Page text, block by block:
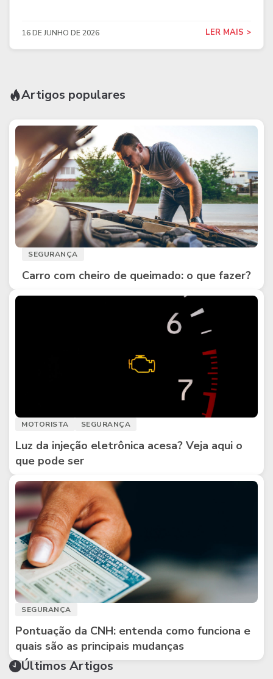
16 DE JUNHO DE 2026 LER MAIS >
Artigos populares
SEGURANÇA
Carro com cheiro de queimado: o que fazer?
MOTORISTA SEGURANÇA
Luz da injeção eletrônica acesa? Veja aqui o
que pode ser
SEGURANÇA
Pontuação da CNH: entenda como funciona e
quais são as principais mudanças
Últimos Artigos